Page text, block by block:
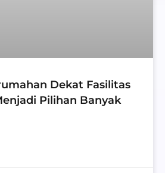
Dekat Fasilitas
Pilihan Banyak